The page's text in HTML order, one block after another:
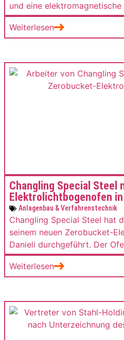
und eine
Energieeffizienz,
Prozessstabilität der
Weiterlesen
Changling Special Steel
Elektrolichtbogenofen
Anlagenbau & Verfahrenstechnik
Changling Special Steel hat
seinem neuen Zerobucket-
Danieli durchgeführt. Der
Abstichgewicht setzt auf
Schrottbeschickung und soll
Weiterlesen